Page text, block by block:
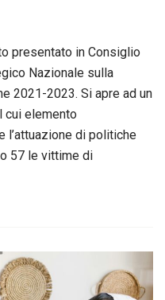
presentato in Consiglio
Nazionale sulla
2021-2023. Si apre ad un
cui elemento
l’attuazione di politiche
57 le vittime di